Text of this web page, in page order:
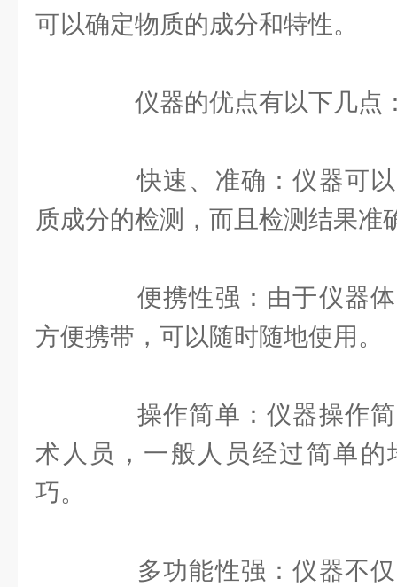
可以确定物质的成分和特性。
仪器的优点有以下几点
快速、准确：仪器可以
质成分的检测，而且检测结果准
便携性强：由于仪器体
方便携带，可以随时随地使用。
操作简单：仪器操作简
术人员，一般人员经过简单
巧。
多功能性强：仪器不仅